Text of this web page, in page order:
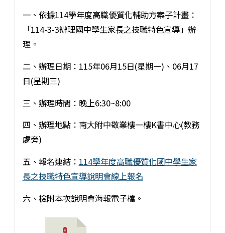
一、依據114學年度高職優質化輔助方案子計畫：
「114-3-3辦理國中學生家長之技職特色宣導」辦
理。
二、辦理日期：115年06月15日(星期一)、06月17
日(星期三)
三、辦理時間：晚上6:30~8:00
四、辦理地點：南大附中敬業樓一樓K書中心(教務
處旁)
五、報名連結： 114學年度高職優質化國中學生家
長之技職特色宣導說明會線上報名
六、檢附本次說明會海報電子檔。